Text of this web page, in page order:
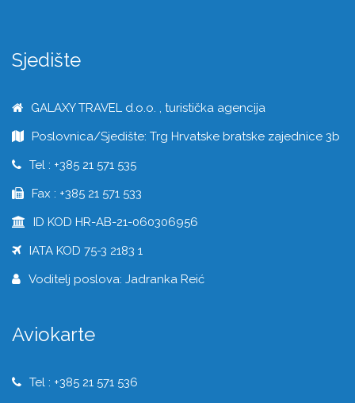
Sjedište
GALAXY TRAVEL d.o.o. , turistička agencija
Poslovnica/Sjedište: Trg Hrvatske bratske zajednice 3b
Tel : +385 21 571 535
Fax : +385 21 571 533
ID KOD HR-AB-21-060306956
IATA KOD 75-3 2183 1
Voditelj poslova: Jadranka Reić
Aviokarte
Tel : +385 21 571 536